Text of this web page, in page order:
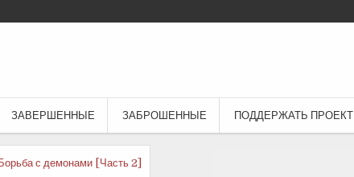
ЗАВЕРШЕННЫЕ ЗАБРОШЕННЫЕ ПОДДЕРЖАТЬ ПРОЕКТ
с демонами [Часть 2]